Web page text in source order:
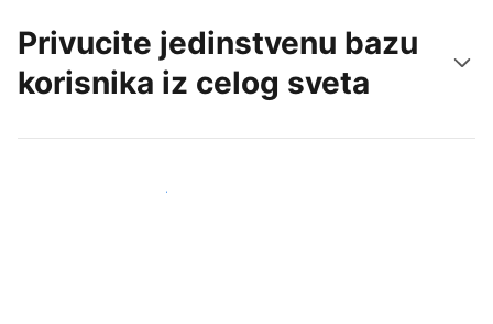
Privucite jedinstvenu bazu
korisnika iz celog sveta
Privucite nove goste već danas